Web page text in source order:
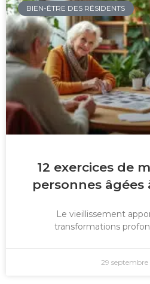
BIEN-ÊTRE DES RÉSIDENTS
12 exercices de
personnes
Le vieillissement
transformations
29 septembre